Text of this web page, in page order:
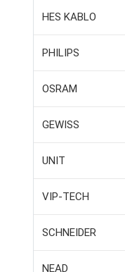
HES KABLO
PHILIPS
OSRAM
GEWISS
UNIT
VIP-TECH
SCHNEIDER
NEAD